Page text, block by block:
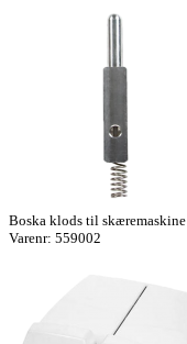
Boska klods til skæremaskine
Varenr: 559002